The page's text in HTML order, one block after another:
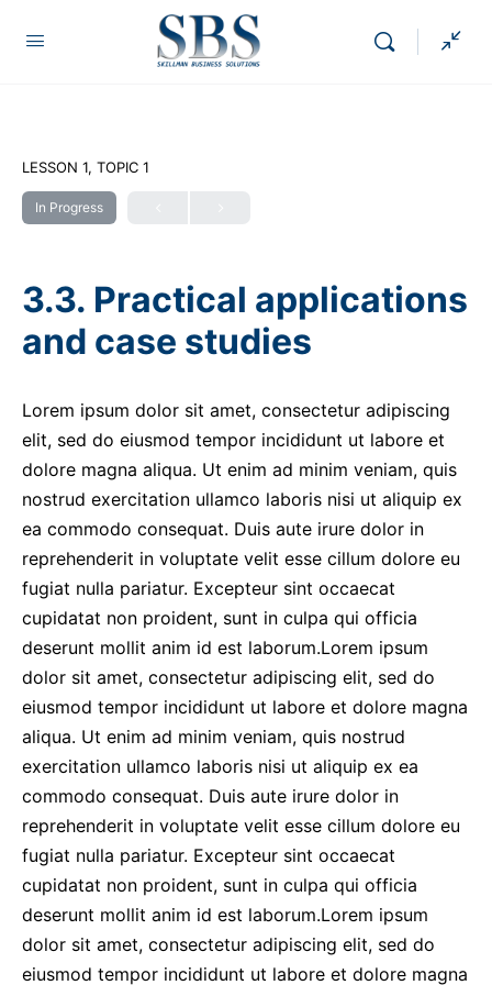
LESSON 1, TOPIC 1
In Progress
3.3. Practical applications
and case studies
Lorem ipsum dolor sit amet, consectetur adipiscing
elit, sed do eiusmod tempor incididunt ut labore et
dolore magna aliqua. Ut enim ad minim veniam, quis
nostrud exercitation ullamco laboris nisi ut aliquip ex
ea commodo consequat. Duis aute irure dolor in
reprehenderit in voluptate velit esse cillum dolore eu
fugiat nulla pariatur. Excepteur sint occaecat
cupidatat non proident, sunt in culpa qui officia
deserunt mollit anim id est laborum.Lorem ipsum
dolor sit amet, consectetur adipiscing elit, sed do
eiusmod tempor incididunt ut labore et dolore magna
aliqua. Ut enim ad minim veniam, quis nostrud
exercitation ullamco laboris nisi ut aliquip ex ea
commodo consequat. Duis aute irure dolor in
reprehenderit in voluptate velit esse cillum dolore eu
fugiat nulla pariatur. Excepteur sint occaecat
cupidatat non proident, sunt in culpa qui officia
deserunt mollit anim id est laborum.Lorem ipsum
dolor sit amet, consectetur adipiscing elit, sed do
eiusmod tempor incididunt ut labore et dolore magna